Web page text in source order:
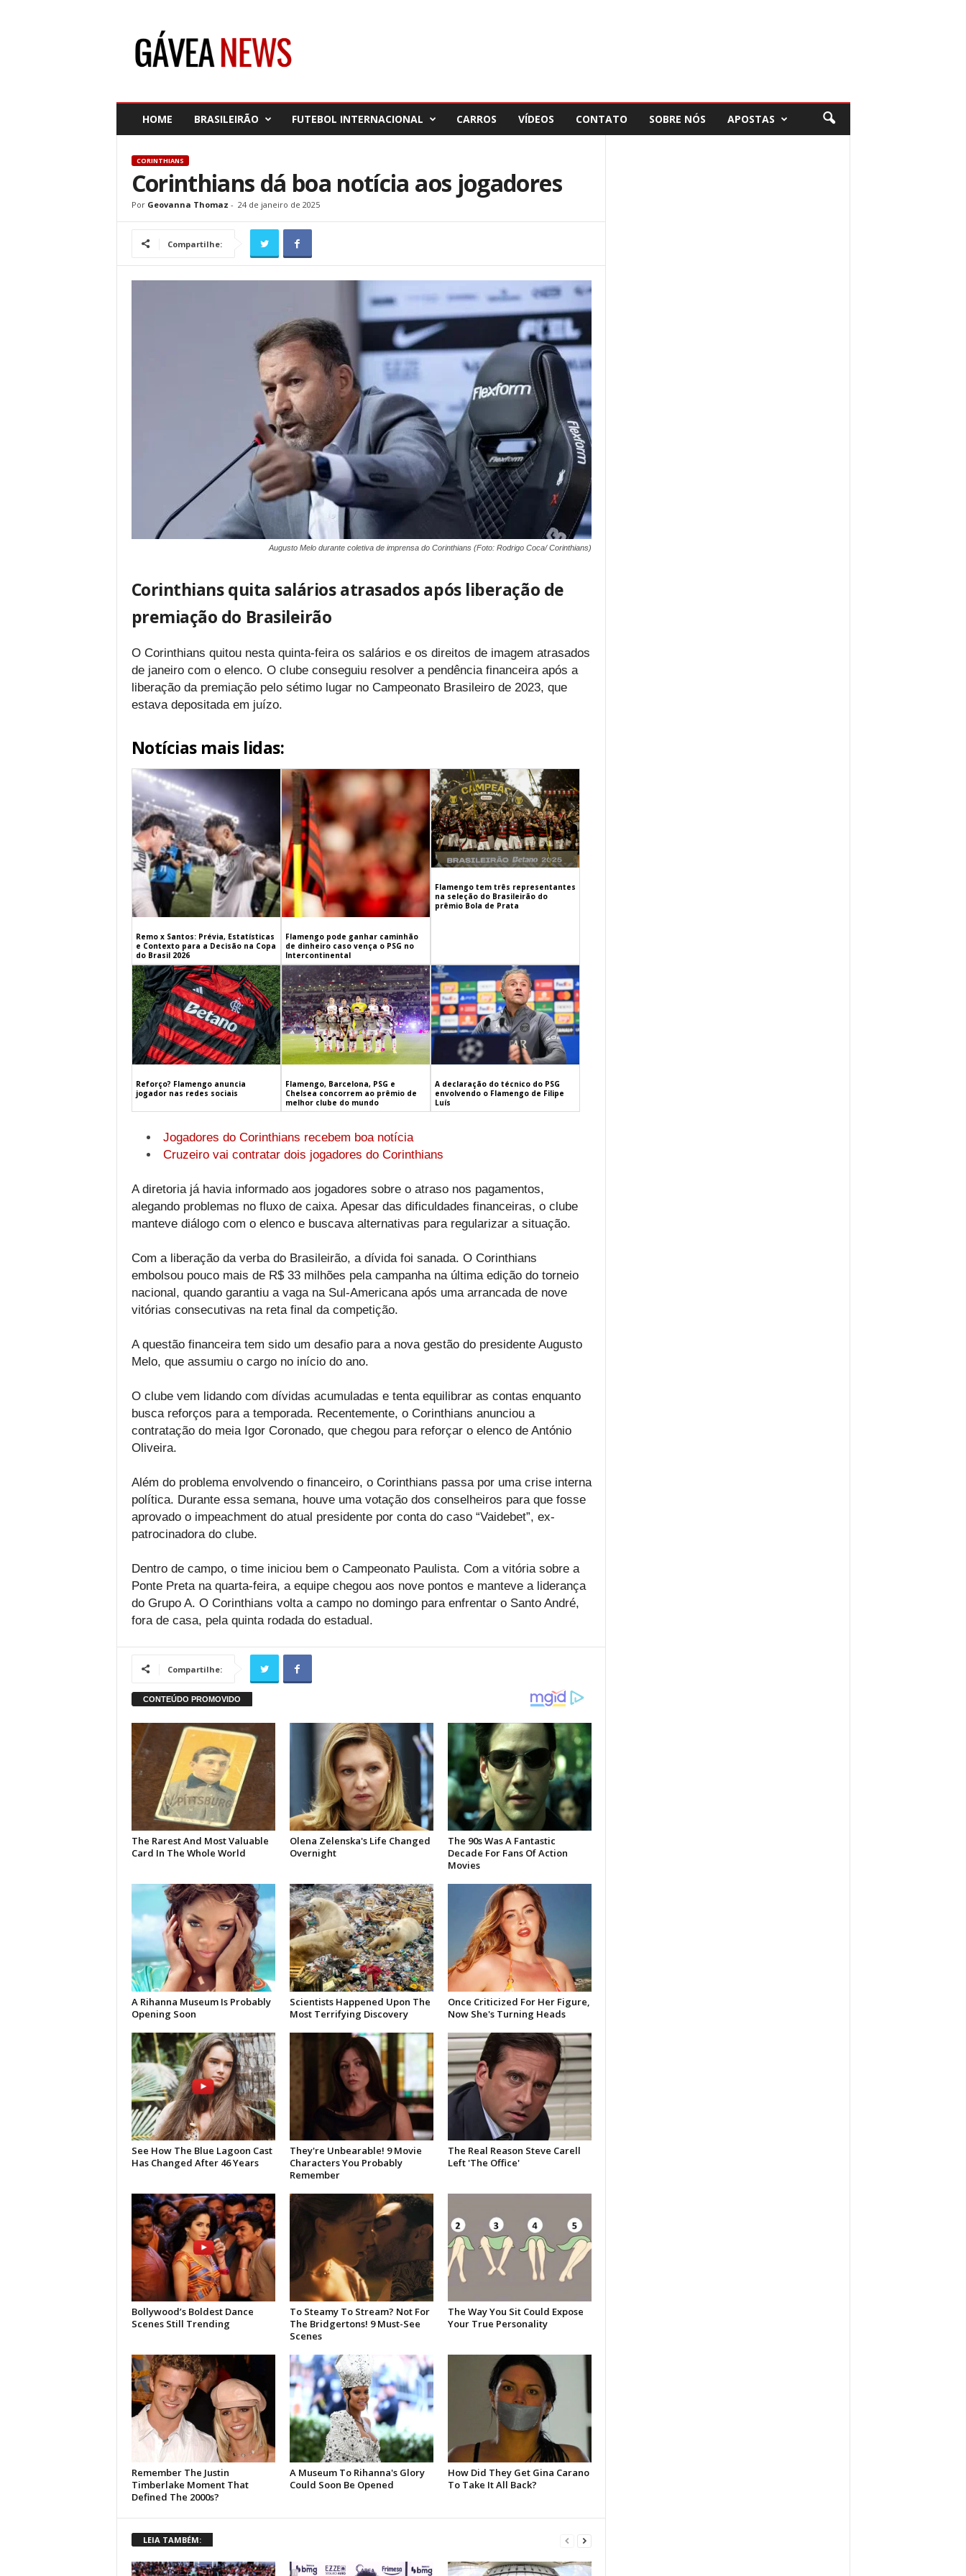
HOME BRASILEIRÃO FUTEBOL INTERNACIONAL CARROS VÍDEOS CONTATO SOBRE NÓS APOSTAS
CORINTHIANS
Corinthians dá boa notícia aos jogadores
Por Geovanna Thomaz - 24 de janeiro de 2025
Compartilhe:
Augusto Melo durante coletiva de imprensa do Corinthians (Foto: Rodrigo Coca/ Corinthians)
Corinthians quita salários atrasados após liberação de
premiação do Brasileirão
O Corinthians quitou nesta quinta-feira os salários e os direitos de imagem atrasados
de janeiro com o elenco. O clube conseguiu resolver a pendência financeira após a
liberação da premiação pelo sétimo lugar no Campeonato Brasileiro de 2023, que
estava depositada em juízo.
Notícias mais lidas:
Remo x Santos: Prévia, Estatísticas
e Contexto para a Decisão na Copa
do Brasil 2026
Flamengo pode ganhar caminhão
de dinheiro caso vença o PSG no
Intercontinental
Flamengo tem três representantes
na seleção do Brasileirão do
prêmio Bola de Prata
Reforço? Flamengo anuncia
jogador nas redes sociais
Flamengo, Barcelona, PSG e
Chelsea concorrem ao prêmio de
melhor clube do mundo
A declaração do técnico do PSG
envolvendo o Flamengo de Filipe
Luís
Jogadores do Corinthians recebem boa notícia
Cruzeiro vai contratar dois jogadores do Corinthians
A diretoria já havia informado aos jogadores sobre o atraso nos pagamentos,
alegando problemas no fluxo de caixa. Apesar das dificuldades financeiras, o clube
manteve diálogo com o elenco e buscava alternativas para regularizar a situação.
Com a liberação da verba do Brasileirão, a dívida foi sanada. O Corinthians
embolsou pouco mais de R$ 33 milhões pela campanha na última edição do torneio
nacional, quando garantiu a vaga na Sul-Americana após uma arrancada de nove
vitórias consecutivas na reta final da competição.
A questão financeira tem sido um desafio para a nova gestão do presidente Augusto
Melo, que assumiu o cargo no início do ano.
O clube vem lidando com dívidas acumuladas e tenta equilibrar as contas enquanto
busca reforços para a temporada. Recentemente, o Corinthians anunciou a
contratação do meia Igor Coronado, que chegou para reforçar o elenco de António
Oliveira.
Além do problema envolvendo o financeiro, o Corinthians passa por uma crise interna
política. Durante essa semana, houve uma votação dos conselheiros para que fosse
aprovado o impeachment do atual presidente por conta do caso “Vaidebet”, ex-
patrocinadora do clube.
Dentro de campo, o time iniciou bem o Campeonato Paulista. Com a vitória sobre a
Ponte Preta na quarta-feira, a equipe chegou aos nove pontos e manteve a liderança
do Grupo A. O Corinthians volta a campo no domingo para enfrentar o Santo André,
fora de casa, pela quinta rodada do estadual.
Compartilhe:
LEIA TAMBÉM: